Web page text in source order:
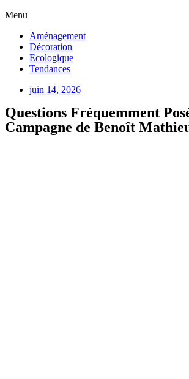
Menu
Aménagement
Décoration
Ecologique
Tendances
juin 14, 2026
Questions Fréquemment
Campagne de Benoît